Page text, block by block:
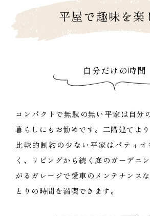
平屋で趣味を楽
自分だけの時間
コンパクトで無駄の無い平家は自分
暮らしにもお勧めです。二階建てよ
比較的制約の少ない平家はパティ
く、リビングから続く庭のガーデニ
がるガレージで愛車のメンテナンス
とりの時間を満喫できます。